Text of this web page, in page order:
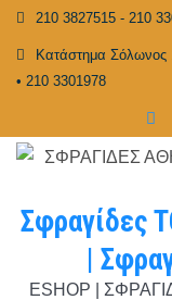
Skip
content
210 3827515 - 210
Κατάστημα Σόλωνος
• 210 3301978
Σφραγίδες
|
ESHOP |